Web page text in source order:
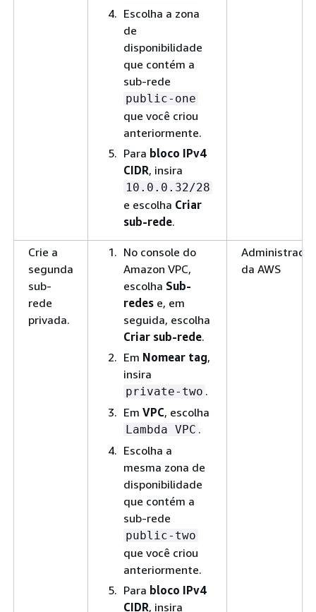
Escolha a zona
de
disponibilidade
que contém a
sub-rede
public-one
que você criou
anteriormente.
Para bloco IPv4
CIDR, insira
10.0.0.32/28
e escolha Criar
sub-rede.
Crie a
segunda
sub-
rede
privada.
No console do
Amazon VPC,
escolha Sub-
redes e, em
seguida, escolha
Criar sub-rede.
Em Nomear tag,
insira
private-two .
Em VPC, escolha
Lambda VPC .
Escolha a
mesma zona de
disponibilidade
que contém a
sub-rede
public-two
que você criou
anteriormente.
Para bloco IPv4
CIDR, insira
Administrador
da AWS